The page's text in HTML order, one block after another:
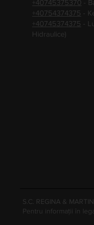
+40745375370 -
+40754374375 -
+40745374375 -
Hidraulice)
S.C. REGINA &
Pentru informații în